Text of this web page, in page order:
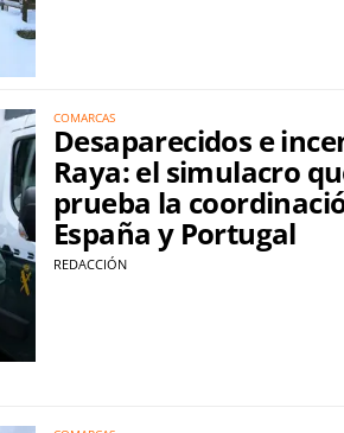
COMARCAS
Desaparecidos e
Raya: el simulacro
prueba la
España y Portugal
REDACCIÓN